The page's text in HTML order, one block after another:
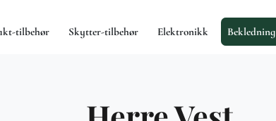
tilbehør Skytter-tilbehør Elektronikk Bekledning